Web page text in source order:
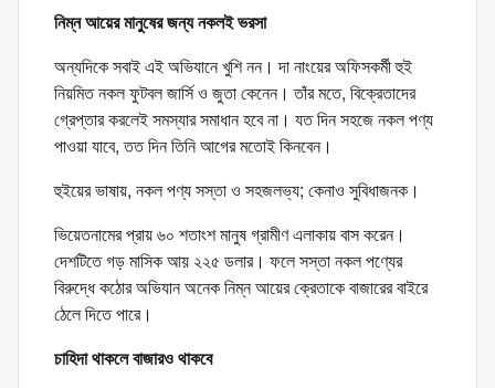
নিম্ন আয়ের মানুষের জন্য নকলই ভরসা
অন্যদিকে সবাই এই অভিযানে খুশি নন। দা নাংয়ের অফিসকর্মী হুই
নিয়মিত নকল ফুটবল জার্সি ও জুতা কেনেন। তাঁর মতে, বিক্রেতাদের
গ্রেপ্তার করলেই সমস্যার সমাধান হবে না। যত দিন সহজে নকল পণ্য
পাওয়া যাবে, তত দিন তিনি আগের মতোই কিনবেন।
হুইয়ের ভাষায়, নকল পণ্য সস্তা ও সহজলভ্য; কেনাও সুবিধাজনক।
ভিয়েতনামের প্রায় ৬০ শতাংশ মানুষ গ্রামীণ এলাকায় বাস করেন।
দেশটিতে গড় মাসিক আয় ২২৫ ডলার। ফলে সস্তা নকল পণ্যের
বিরুদ্ধে কঠোর অভিযান অনেক নিম্ন আয়ের ক্রেতাকে বাজারের বাইরে
ঠেলে দিতে পারে।
চাহিদা থাকলে বাজারও থাকবে